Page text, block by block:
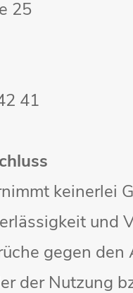
25
41
keinerlei
und
gegen
der Nutzung